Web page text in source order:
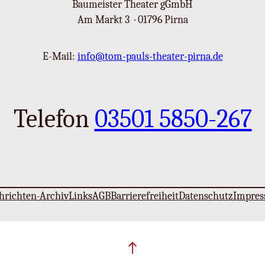
Baumeister Theater gGmbH
Am Markt 3 · 01796 Pirna
E-Mail: info@tom-pauls-theater-pirna.de
Telefon 03501 5850-267
ArchivLinksAGBBarrierefreiheitDatenschutz